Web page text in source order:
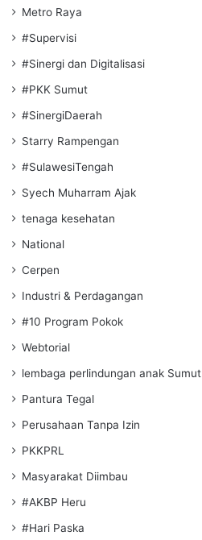
Metro Raya
#Supervisi
#Sinergi dan Digitalisasi
#PKK Sumut
#SinergiDaerah
Starry Rampengan
#SulawesiTengah
Syech Muharram Ajak
tenaga kesehatan
National
Cerpen
Industri & Perdagangan
#10 Program Pokok
Webtorial
lembaga perlindungan anak Sumut
Pantura Tegal
Perusahaan Tanpa Izin
PKKPRL
Masyarakat Diimbau
#AKBP Heru
#Hari Paska